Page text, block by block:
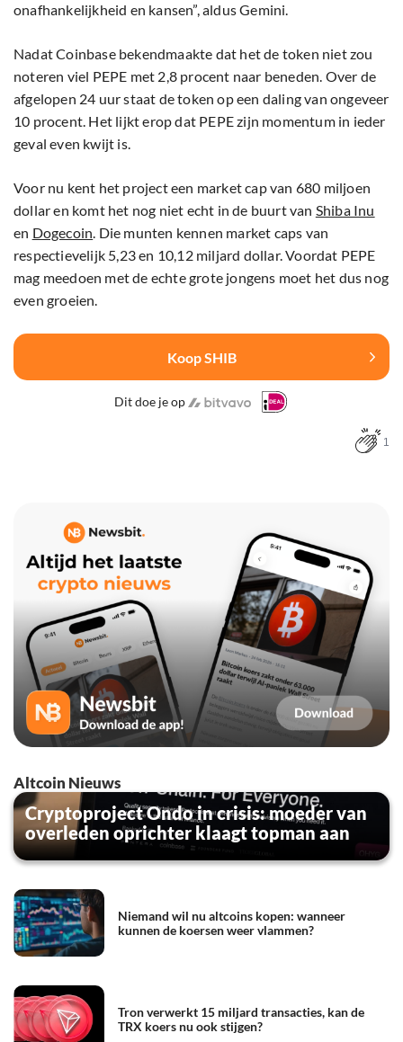
onafhankelijkheid en kansen”, aldus Gemini.
Nadat Coinbase bekendmaakte dat het de token niet zou
noteren viel PEPE met 2,8 procent naar beneden. Over de
afgelopen 24 uur staat de token op een daling van ongeveer
10 procent. Het lijkt erop dat PEPE zijn momentum in ieder
geval even kwijt is.
Voor nu kent het project een market cap van 680 miljoen
dollar en komt het nog niet echt in de buurt van Shiba Inu
en Dogecoin. Die munten kennen market caps van
respectievelijk 5,23 en 10,12 miljard dollar. Voordat PEPE
mag meedoen met de echte grote jongens moet het dus nog
even groeien.
Koop SHIB
Dit doe je op
1
Altcoin Nieuws
Cryptoproject Ondo in crisis: moeder van
overleden oprichter klaagt topman aan
Niemand wil nu altcoins kopen: wanneer
kunnen de koersen weer vlammen?
Tron verwerkt 15 miljard transacties, kan de
TRX koers nu ook stijgen?